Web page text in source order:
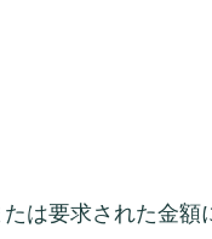
は要求された金額